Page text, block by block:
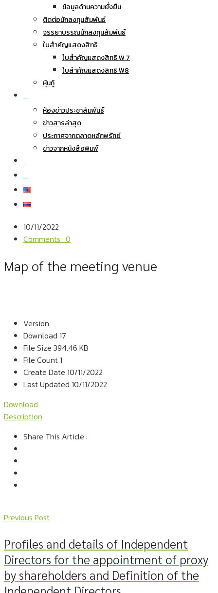
ข้อมูลด้านความยั่งยืน
ติดต่อนักลงทุนสัมพันธ์
จรรยาบรรณนักลงทุนสัมพันธ์
ใบสำคัญแสดงสิทธิ
ใบสำคัญแสดงสิทธิ W 7
ใบสำคัญแสดงสิทธิ W8
หุ้นกู้
ห้องข่าวประชาสัมพันธ์
ข่าวสารล่าสุด
ประกาศจากตลาดหลักพรัทย์
ข่าวจากหนังสือพิมพ์
10/11/2022
Comments : 0
Map of the meeting venue
Version
Download 17
File Size 394.46 KB
File Count 1
Create Date 10/11/2022
Last Updated 10/11/2022
Download
Description
Share This Article :
Previous Post
Profiles and details of Independent
Directors for the appointment of proxy
by shareholders and Definition of the